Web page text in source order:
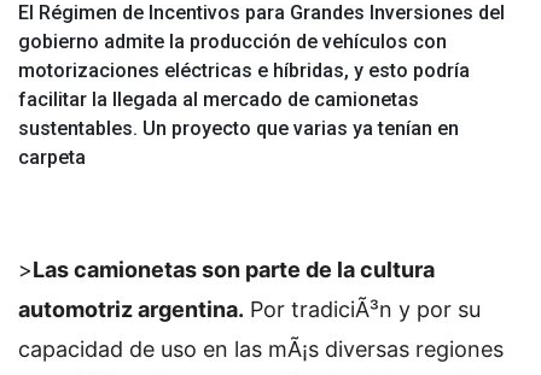
El Régimen de Incentivos para Grandes Inversiones del
gobierno admite la producción de vehículos con
motorizaciones eléctricas e híbridas, y esto podría
facilitar la llegada al mercado de camionetas
sustentables. Un proyecto que varias ya tenían en
carpeta
>Las camionetas son parte de la cultura
automotriz argentina. Por tradiciÃ³n y por su
capacidad de uso en las mÃ¡s diversas regiones